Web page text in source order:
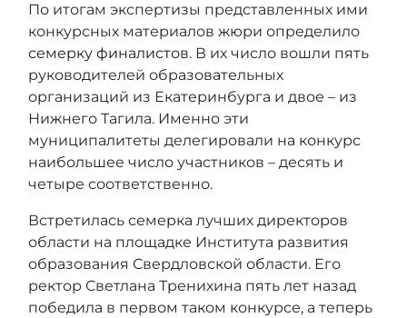
По итогам экспертизы представленных ими
конкурсных материалов жюри определило
семерку финалистов. В их число вошли пять
руководителей образовательных
организаций из Екатеринбурга и двое – из
Нижнего Тагила. Именно эти
муниципалитеты делегировали на конкурс
наибольшее число участников – десять и
четыре соответственно.
Встретилась семерка лучших директоров
области на площадке Института развития
образования Свердловской области. Его
ректор Светлана Тренихина пять лет назад
победила в первом таком конкурсе, а теперь